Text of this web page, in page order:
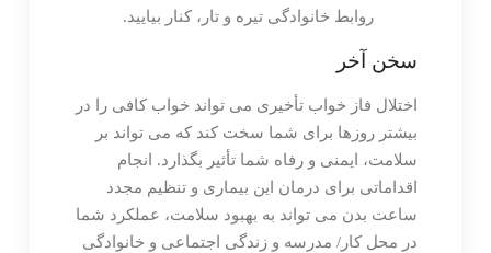
روابط خانوادگی تیره و تار، کنار بیایید.
سخن آخر
اختلال فاز خواب تأخیری می تواند خواب کافی را در
بیشتر روزها برای شما سخت کند که می تواند بر
سلامت، ایمنی و رفاه شما تأثیر بگذارد. انجام
اقداماتی برای درمان این بیماری و تنظیم مجدد
ساعت بدن می تواند به بهبود سلامت، عملکرد شما
در محل کار/ مدرسه و زندگی اجتماعی و خانوادگی